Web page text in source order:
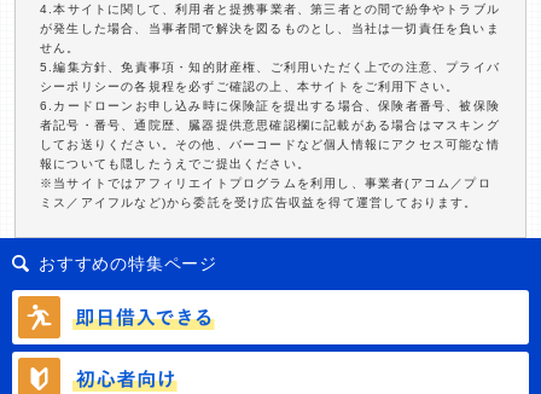
4.本サイトに関して、利用者と提携事業者、第三者との間で紛争やトラブル
が発生した場合、当事者間で解決を図るものとし、当社は一切責任を負いま
せん。
5.編集方針、免責事項・知的財産権、ご利用いただく上での注意、プライバ
シーポリシーの各規程を必ずご確認の上、本サイトをご利用下さい。
6.カードローンお申し込み時に保険証を提出する場合、保険者番号、被保険
者記号・番号、通院歴、臓器提供意思確認欄に記載がある場合はマスキング
してお送りください。その他、バーコードなど個人情報にアクセス可能な情
報についても隠したうえでご提出ください。
※当サイトではアフィリエイトプログラムを利用し、事業者(アコム／プロ
ミス／アイフルなど)から委託を受け広告収益を得て運営しております。
おすすめの特集ページ